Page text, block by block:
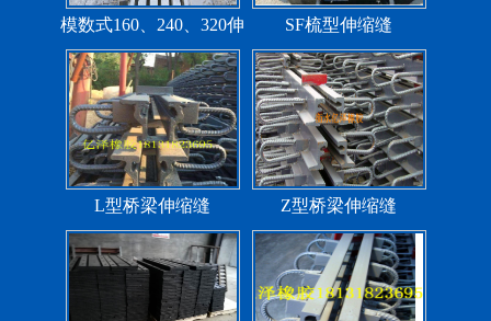
模数式160、240、320伸
缩缝
SF梳型伸缩缝
L型桥梁伸缩缝 Z型桥梁伸缩缝